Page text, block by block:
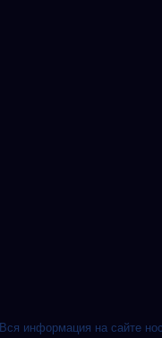
Вся информация на сайте